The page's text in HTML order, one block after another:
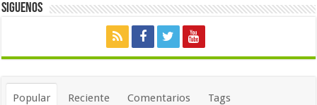
Siguenos
Popular Reciente Comentarios Tags